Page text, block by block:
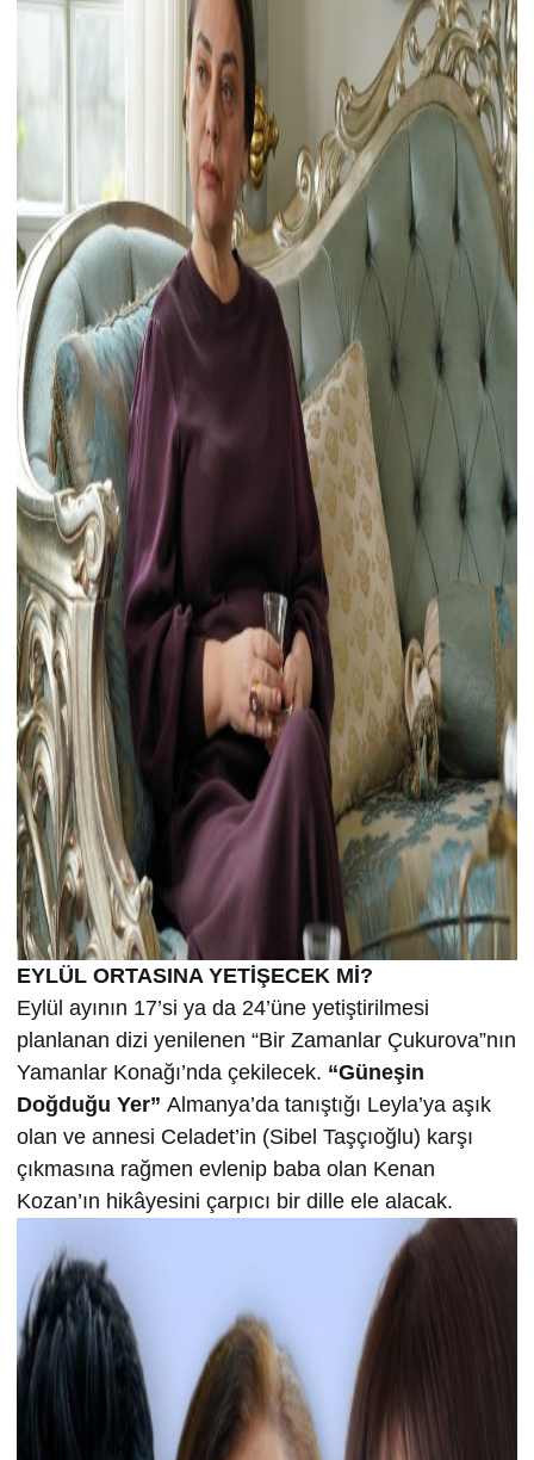
EYLÜL ORTASINA YETİŞECEK Mİ?
Eylül ayının 17’si ya da 24’üne yetiştirilmesi
planlanan dizi yenilenen “Bir Zamanlar Çukurova”nın
Yamanlar Konağı’nda çekilecek. “Güneşin
Doğduğu Yer” Almanya’da tanıştığı Leyla’ya aşık
olan ve annesi Celadet’in (Sibel Taşçıoğlu) karşı
çıkmasına rağmen evlenip baba olan Kenan
Kozan’ın hikâyesini çarpıcı bir dille ele alacak.